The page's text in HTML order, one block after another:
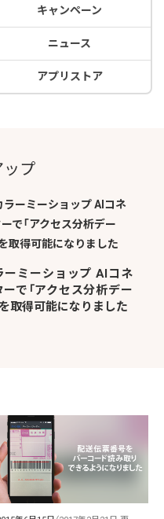
キャンペーン
ニュース
アプリストア
ップ
ーミーショップ AIコネ
ーで「アクセス分析デー
を取得可能になりました